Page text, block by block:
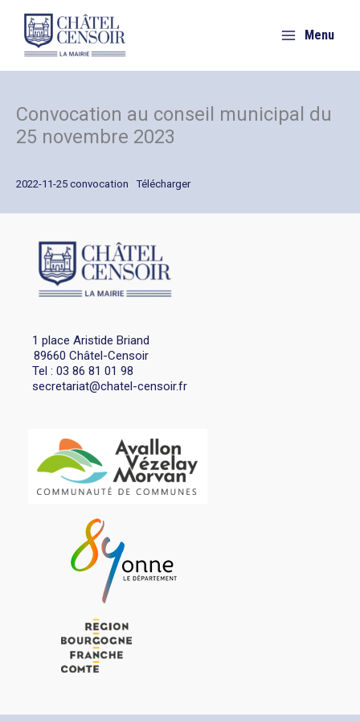
contenu
Menu
Convocation au conseil municipal du
25 novembre 2023
2022-11-25 convocation Télécharger
1 place Aristide Briand
89660 Châtel-Censoir
Tel : 03 86 81 01 98
secretariat@chatel-censoir.fr